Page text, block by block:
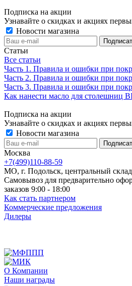
Подписка на акции
Узнавайте о скидках и акциях
Новости магазина
Статьи
Все статьи
Часть 1. Правила и ошибки при
Часть 2. Правила и ошибки при
Часть 3. Правила и ошибки при
Как нанести масло для столешниц
Подписка на акции
Узнавайте о скидках и акциях
Новости магазина
Москва
+7(499)110-88-59
МО, г. Подольск, центральный
Самовывоз для предварительно
заказов 9:00 - 18:00
Как стать партнером
Коммерческие предложения
Дилеры
О Компании
Наши награды